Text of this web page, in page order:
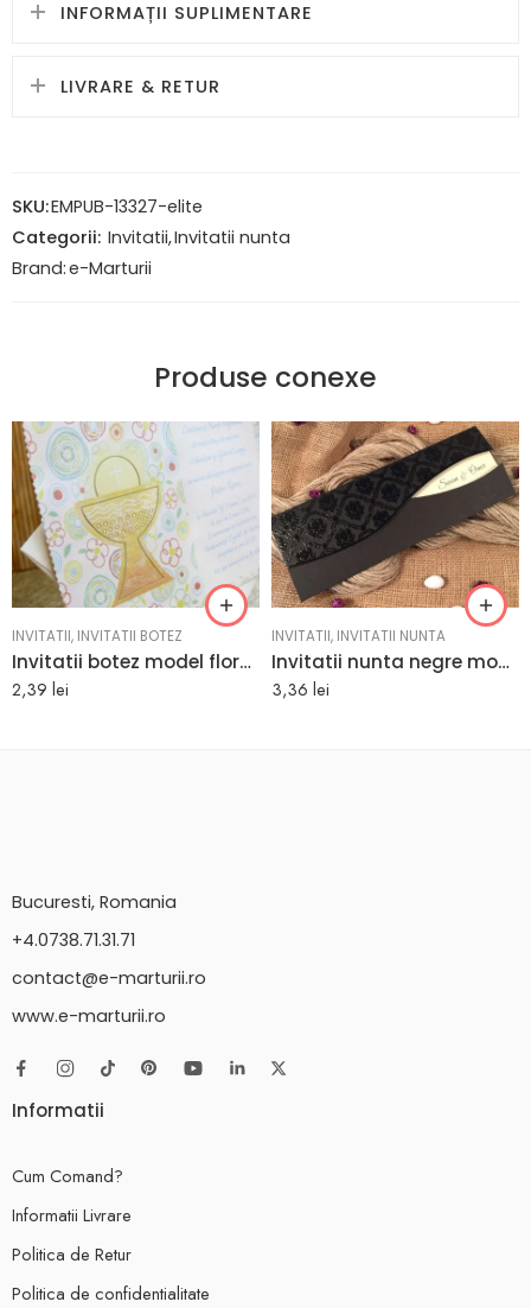
INFORMAȚII SUPLIMENTARE
LIVRARE & RETUR
SKU:EMPUB-13327-elite
Categorii: Invitatii,Invitatii nunta
Brand:e-Marturii
Produse conexe
INVITATII, INVITATII BOTEZ
Invitatii botez model floral 16.5 cm x 10.5 cm
2,39 lei
INVITATII, INVITATII NUNTA
Invitatii nunta negre model in relief deosebit si elegant 25.1 x 9 cm
3,36 lei
Bucuresti, Romania
+4.0738.71.31.71
contact@e-marturii.ro
www.e-marturii.ro
Informatii
Cum Comand?
Informatii Livrare
Politica de Retur
Politica de confidentialitate